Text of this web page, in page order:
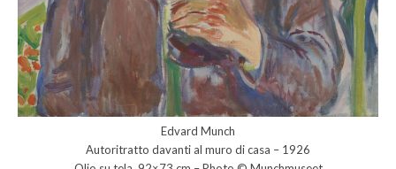
Edvard Munch
Autoritratto davanti al muro di casa – 1926